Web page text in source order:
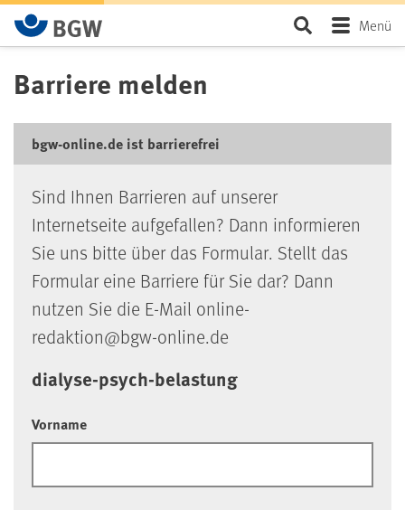
Zum Hauptinhalt springen SeiteMenü
Barriere melden
bgw-online.de ist barrierefrei
Sind Ihnen Barrieren auf unserer
Internetseite aufgefallen? Dann informieren
Sie uns bitte über das Formular. Stellt das
Formular eine Barriere für Sie dar? Dann
nutzen Sie die E-Mail online-
redaktion@bgw-online.de
dialyse-psych-belastung
Vorname